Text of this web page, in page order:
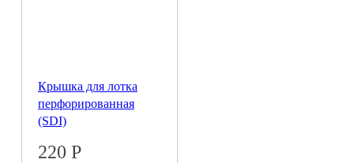
Крышка для лотка
перфорированная
(SDI)
220 Р